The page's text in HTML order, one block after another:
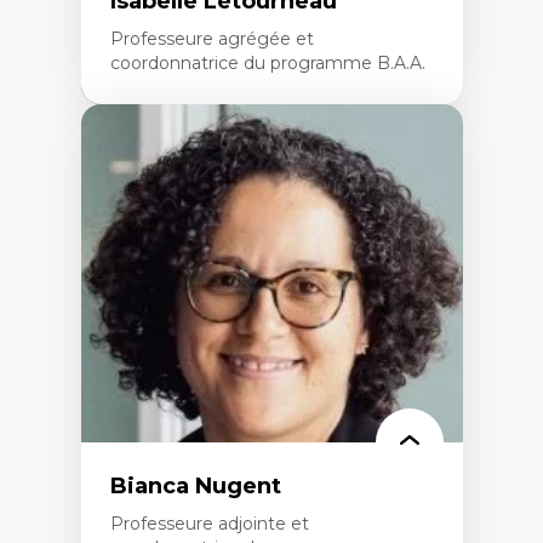
Professeure agrégée et
coordonnatrice du programme B.A.A.
Expertises
Conciliation travail-vie personnelle
Gestion des ressources humaines
(attraction et fidélisation de la main-
d’œuvre)
Responsabilité sociale des organisations
Interventions organisationnelles
Comportement organisationnel
(mobilisation au travail)
Recherche qualitative
Éthique des affaires
Bianca Nugent
Professeure adjointe et